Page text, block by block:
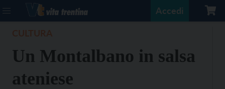
Accedi
Un Montalbano in salsa
ateniese